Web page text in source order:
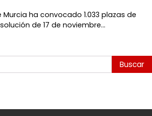
ha convocado 1.033 plazas de
de 17 de noviembre…